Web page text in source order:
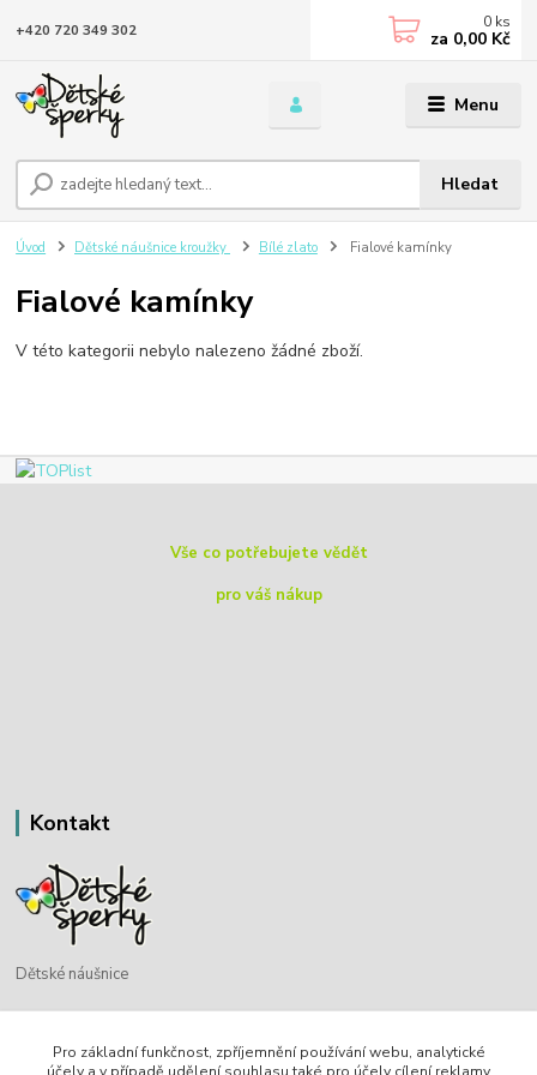
Menu
Hledat
+420 720 349 302 0 ks
za 0,00 Kč
Úvod Dětské náušnice kroužky Bílé zlato Fialové kamínky
Fialové kamínky
V této kategorii nebylo nalezeno žádné zboží.
Vše co potřebujete vědět
pro váš nákup
Kontakt
Dětské náušnice
Bohdan Blažek
+420 720 349 302
Pro základní funkčnost, zpříjemnění používání webu, analytické